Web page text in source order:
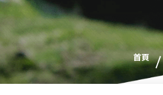
首頁